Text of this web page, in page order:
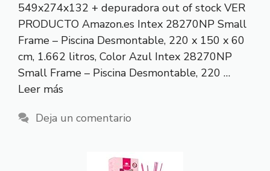
549x274x132 + depuradora out of stock VER
PRODUCTO Amazon.es Intex 28270NP Small
Frame – Piscina Desmontable, 220 x 150 x 60
cm, 1.662 litros, Color Azul Intex 28270NP
Small Frame – Piscina Desmontable, 220 …
Leer más
Deja un comentario